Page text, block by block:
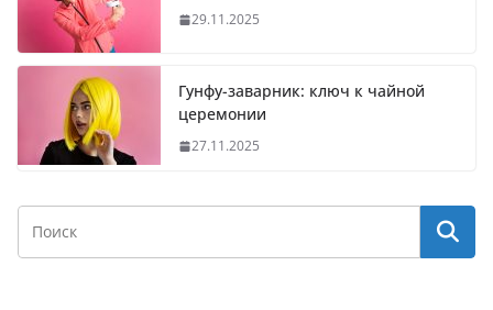
29.11.2025
Гунфу-заварник: ключ к чайной
церемонии
27.11.2025